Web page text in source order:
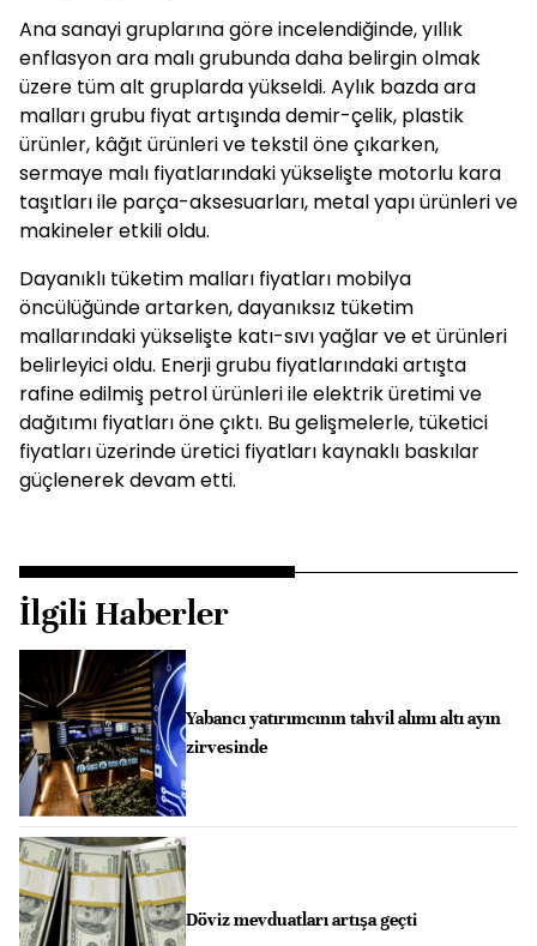
Ana sanayi gruplarına göre incelendiğinde, yıllık
enflasyon ara malı grubunda daha belirgin olmak
üzere tüm alt gruplarda yükseldi. Aylık bazda ara
malları grubu fiyat artışında demir-çelik, plastik
ürünler, kâğıt ürünleri ve tekstil öne çıkarken,
sermaye malı fiyatlarındaki yükselişte motorlu kara
taşıtları ile parça-aksesuarları, metal yapı ürünleri ve
makineler etkili oldu.
Dayanıklı tüketim malları fiyatları mobilya
öncülüğünde artarken, dayanıksız tüketim
mallarındaki yükselişte katı-sıvı yağlar ve et ürünleri
belirleyici oldu. Enerji grubu fiyatlarındaki artışta
rafine edilmiş petrol ürünleri ile elektrik üretimi ve
dağıtımı fiyatları öne çıktı. Bu gelişmelerle, tüketici
fiyatları üzerinde üretici fiyatları kaynaklı baskılar
güçlenerek devam etti.
İlgili Haberler
Yabancı yatırımcının tahvil alımı altı ayın
zirvesinde
Döviz mevduatları artışa geçti